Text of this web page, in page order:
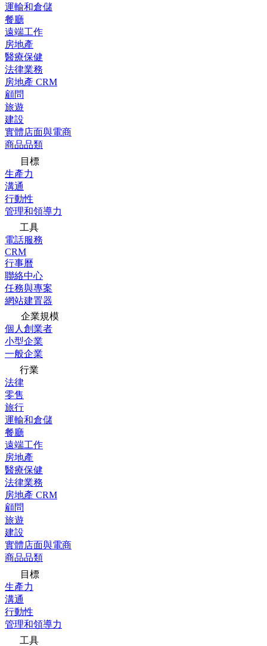
運輸和倉儲
餐廳
遠端工作
房地產
醫療保健
法律業務
房地產 CRM
顧問
旅遊
建設
實體店面與電商
商品品類
目標
生產力
溝通
行動性
管理和領導力
工具
電話服務
CRM
行事曆
聯絡中心
任務與專案
網站建置器
企業規模
個人創業者
小型企業
一般企業
行業
法律
零售
旅行
運輸和倉儲
餐廳
遠端工作
房地產
醫療保健
法律業務
房地產 CRM
顧問
旅遊
建設
實體店面與電商
商品品類
目標
生產力
溝通
行動性
管理和領導力
工具